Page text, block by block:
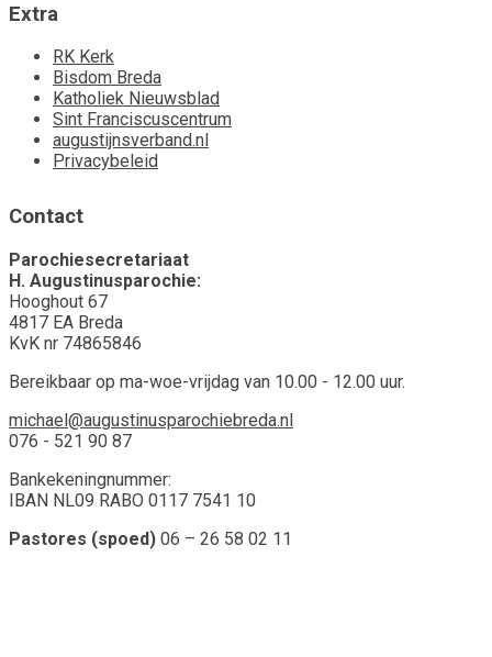
Extra
RK Kerk
Bisdom Breda
Katholiek Nieuwsblad
Sint Franciscuscentrum
augustijnsverband.nl
Privacybeleid
Contact
Parochiesecretariaat
H. Augustinusparochie:
Hooghout 67
4817 EA Breda
KvK nr 74865846
Bereikbaar op ma-woe-vrijdag van 10.00 - 12.00 uur.
michael@augustinusparochiebreda.nl
076 - 521 90 87
Bankekeningnummer:
IBAN NL09 RABO 0117 7541 10
Pastores (spoed) 06 – 26 58 02 11